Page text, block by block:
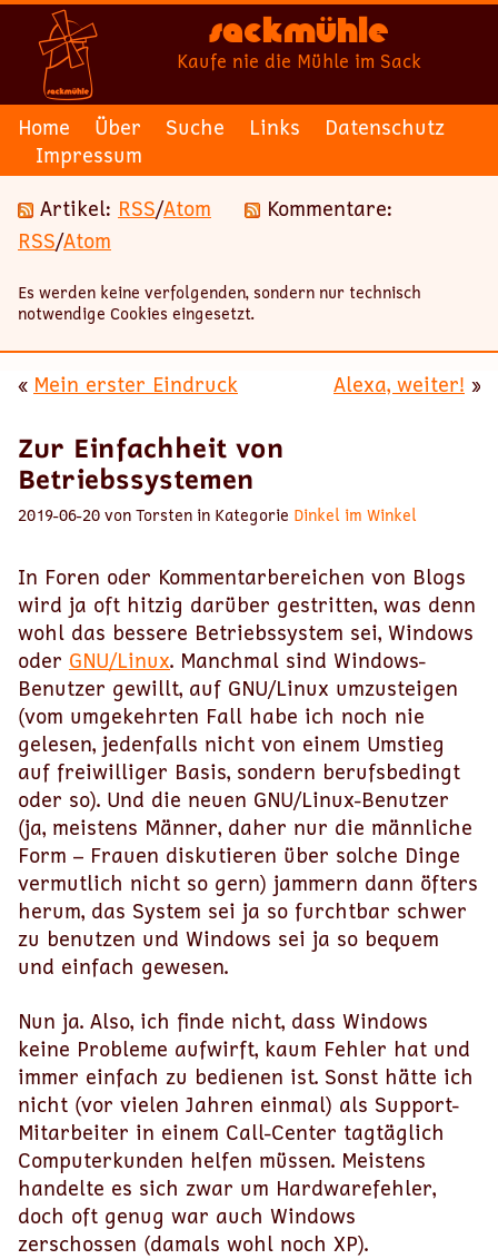
Sackmühle
Kaufe nie die Mühle im Sack
Home Über Suche Links
Datenschutz
Impressum
Artikel: RSS/Atom
Kommentare:
RSS/Atom
Es werden keine verfolgenden, sondern nur technisch
notwendige Cookies eingesetzt.
« Mein erster Eindruck Alexa, weiter! »
Zur Einfachheit von
Betriebssystemen
2019-06-20 von Torsten in Kategorie Dinkel im Winkel
In Foren oder Kommentarbereichen von Blogs
wird ja oft hitzig darüber gestritten, was denn
wohl das bessere Betriebssystem sei, Windows
oder GNU/Linux. Manchmal sind Windows-
Benutzer gewillt, auf GNU/Linux umzusteigen
(vom umgekehrten Fall habe ich noch nie
gelesen, jedenfalls nicht von einem Umstieg
auf freiwilliger Basis, sondern berufsbedingt
oder so). Und die neuen GNU/Linux-Benutzer
(ja, meistens Männer, daher nur die männliche
Form – Frauen diskutieren über solche Dinge
vermutlich nicht so gern) jammern dann öfters
herum, das System sei ja so furchtbar schwer
zu benutzen und Windows sei ja so bequem
und einfach gewesen.
Nun ja. Also, ich finde nicht, dass Windows
keine Probleme aufwirft, kaum Fehler hat und
immer einfach zu bedienen ist. Sonst hätte ich
nicht (vor vielen Jahren einmal) als Support-
Mitarbeiter in einem Call-Center tagtäglich
Computerkunden helfen müssen. Meistens
handelte es sich zwar um Hardwarefehler,
doch oft genug war auch Windows
zerschossen (damals wohl noch XP).